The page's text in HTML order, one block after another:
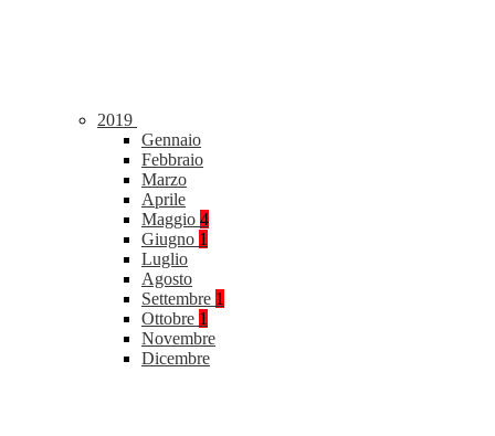
2019
Gennaio
Febbraio
Marzo
Aprile
Maggio 4
Giugno 1
Luglio
Agosto
Settembre 1
Ottobre 1
Novembre
Dicembre